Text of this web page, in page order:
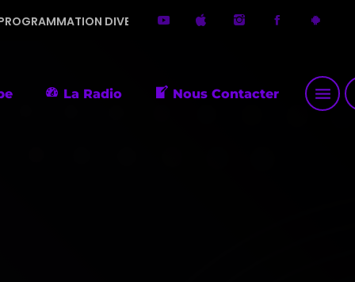
DIVERSIFIÉE. MERCI DE ME FAIRE DÉCOUVRIR DE PETITES
La Radio Nous Contacter menu